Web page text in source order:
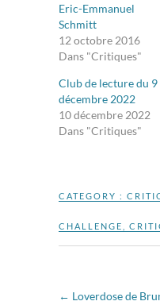
Eric-Emmanuel
Schmitt
12 octobre 2016
Dans "Critiques"
Club de lecture du 9
décembre 2022
10 décembre 2022
Dans "Critiques"
CATEGORY :
CHALLENGE
← Loverdose de